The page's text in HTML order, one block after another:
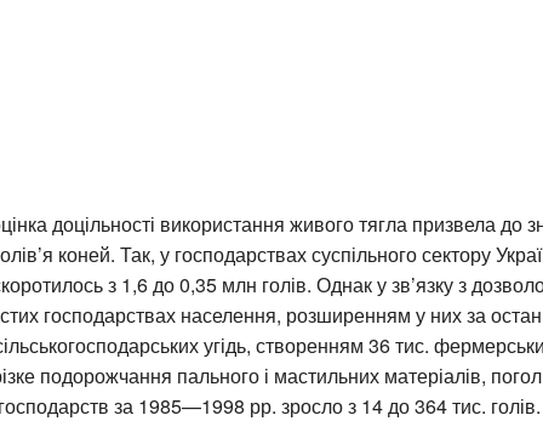
доцільності використання живого тягла призвела до
коней. Так, у господарствах суспільного сектору
з 1,6 до 0,35 млн голів. Однак у зв’язку з
господарствах населення, розширенням у них за
угідь, створенням 36 тис.
подорожчання пального і мастильних матеріалів,
за 1985—1998 рр. зросло з 14 до 364 тис. голів.